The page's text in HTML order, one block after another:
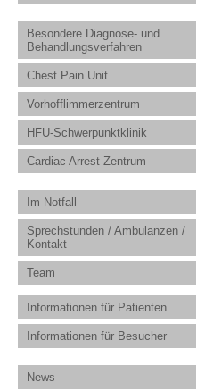
Besondere Diagnose- und
Behandlungsverfahren
Chest Pain Unit
Vorhofflimmerzentrum
HFU-Schwerpunktklinik
Cardiac Arrest Zentrum
Im Notfall
Sprechstunden / Ambulanzen /
Kontakt
Team
Informationen für Patienten
Informationen für Besucher
News